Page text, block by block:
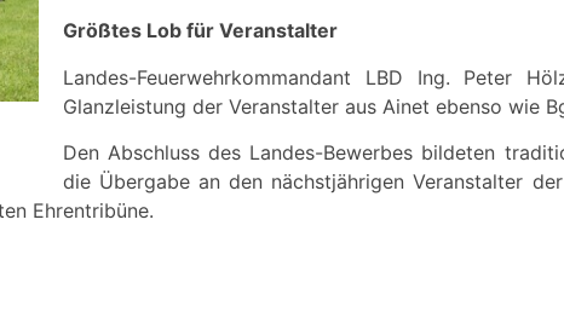
Größtes Lob für Veranstalter
Landes-Feuerwehrkommandant LBD Ing. Peter
Glanzleistung der Veranstalter aus Ainet ebenso wie
Den Abschluss des Landes-Bewerbes bildeten
die Übergabe an den nächstjährigen Veranstalter
Ehrentribüne.